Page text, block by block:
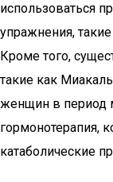
использоваться
упражнения,
Кроме того,
такие как
женщин в период
гормонотерапия,
катаболические